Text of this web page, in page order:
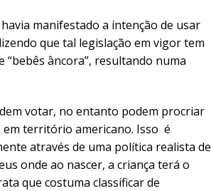
manifestado a intenção de usar
que tal legislação em vigor tem
“bebês âncora”, resultando numa
votar, no entanto podem procriar
em território americano. Isso é
através de uma política realista de
onde ao nascer, a criança terá o
que costuma classificar de